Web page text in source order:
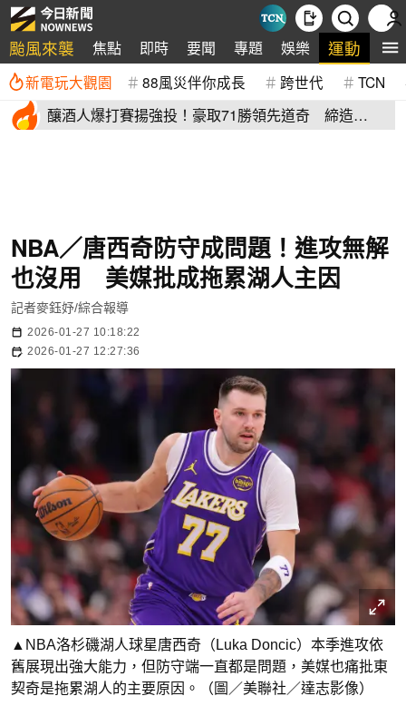
颱風來襲 焦點 即時 要聞 專題 娛樂 運動 全
新電玩大觀園 88風災伴你成長 跨世代 TCN
釀酒人爆打賽揚強投！豪取71勝領先道奇 締造
NBA／唐西奇防守成問題！進攻無解
也沒用 美媒批成拖累湖人主因
記者麥鈺妤/綜合報導
2026-01-27 10:18:22
2026-01-27 12:27:36
▲NBA洛杉磯湖人球星唐西奇（Luka Doncic）本季進攻依
舊展現出強大能力，但防守端一直都是問題，美媒也痛批東
契奇是拖累湖人的主要原因。（圖／美聯社／達志影像）